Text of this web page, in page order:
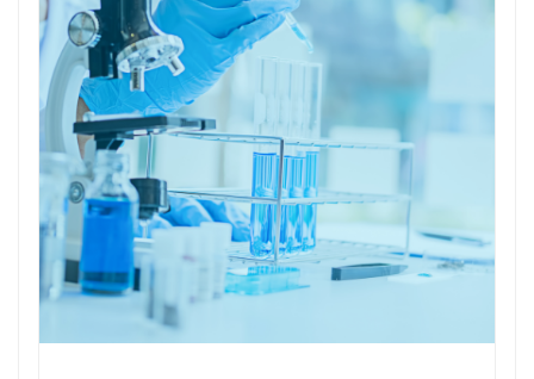
Formation et Qualifications
Perspectives de carrière
Avantages